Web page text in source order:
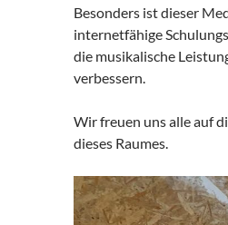
Besonders ist dieser
internetfähige
die musikalische
verbessern.
Wir freuen uns alle auf
dieses Raumes.